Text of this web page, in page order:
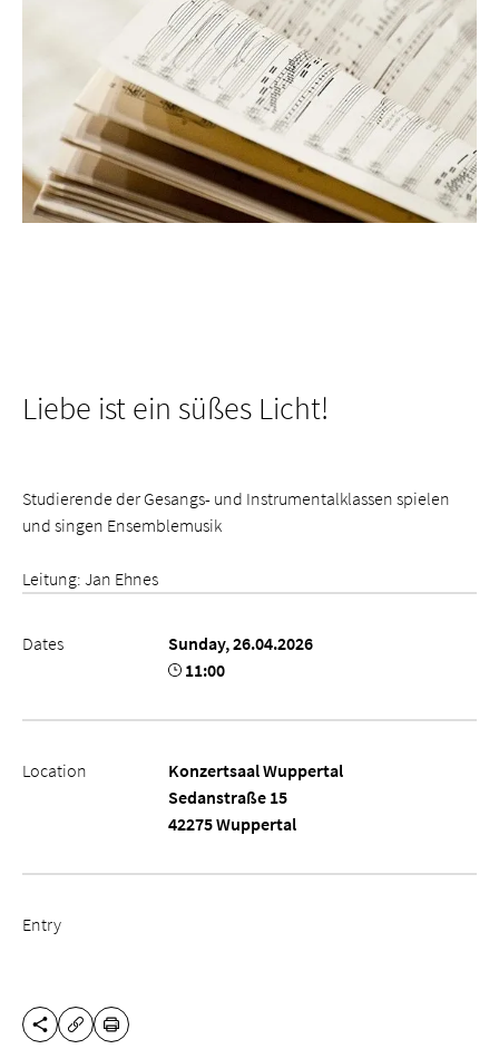
Liebe ist ein süßes Licht!
Studierende der Gesangs- und Instrumentalklassen spielen
und singen Ensemblemusik
Leitung: Jan Ehnes
Dates
Sunday, 26.04.2026
11:00
Location
Konzertsaal Wuppertal
Sedanstraße 15
42275 Wuppertal
Entry
SHARE THIS PAGE
COPY URL
PRINT